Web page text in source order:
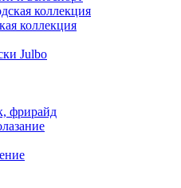
коллекция
коллекция
Julbo
фрирайд